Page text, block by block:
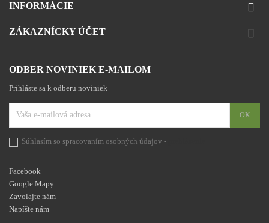
INFORMÁCIE 
ZÁKAZNÍCKY ÚČET 
ODBER NOVINIEK E-MAILOM
Prihláste sa k odberu noviniek
Súhlasím so spracovaním osobných údajov -
Facebook
Google Mapy
Zavolajte nám
Napíšte nám